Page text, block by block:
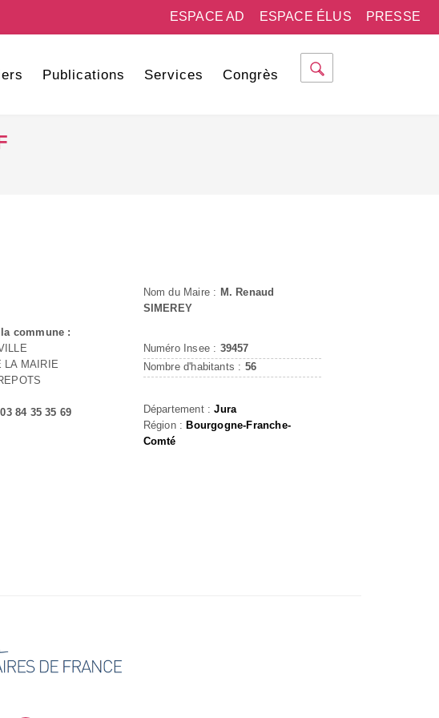
PRESSE
ESPACE ÉLUS
ESPACE AD
Publications Services Congrès
commune :
LA MAIRIE
03 84 35 35 69
Nom du Maire : M. Renaud
SIMEREY
Numéro Insee : 39457
Nombre d'habitants : 56
Département :Jura
Région : Bourgogne-Franche-
Comté